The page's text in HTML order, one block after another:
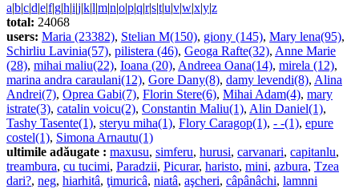
a|b|c|d|e|f|g|h|i|j|k|l|m|n|o|p|q|r|s|t|u|v|w|x|y|z
total: 24068
users: Maria (23382), Stelian M(150), giony (145), Mary lena(95),
Schirliu Lavinia(57), pilistera (46), Geoga Rafte(32), Anne Marie
(28), mihai maliu(22), Ioana (20), Andreea Oana(14), mirela (12),
marina andra caraulani(12), Gore Dany(8), damy levendi(8), Alina
Andrei(7), Oprea Gabi(7), Florin Stere(6), Mihai Adam(4), mary
istrate(3), catalin voicu(2), Constantin Maliu(1), Alin Daniel(1),
Tashy Tasente(1), steryu miha(1), Flory Caragop(1), - -(1), epure
costel(1), Simona Arnautu(1)
ultimile adăugate : maxusu, simferu, hurusi, carvanari, capitanlu,
treambura, cu tucimi, Paradzii, Picurar, haristo, mini, azbura, Tzea
dari?, neg, hiarhitâ, ţimuricâ, niatâ, aşcheri, câpânâchi, lamnni